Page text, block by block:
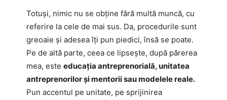
Totuși, nimic nu se obține fără multă muncă, cu
referire la cele de mai sus. Da, procedurile sunt
greoaie și adesea îți pun piedici, însă se poate.
Pe de altă parte, ceea ce lipsește, după părerea
mea, este educația antreprenorială, unitatea
antreprenorilor și mentorii sau modelele reale.
Pun accentul pe unitate, pe sprijinirea